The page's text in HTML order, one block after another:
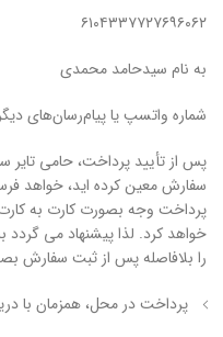
۶۱۰۴۳۳۷۷۲۷۶۹۶۰۶۲
به نام سیدحامد محمدی
شماره واتسپ یا پیام‌رسان‌های دیگر:
پس از تأیید پرداخت، حامی تایر
سفارش معین کرده اید، خواهد
پرداخت وجه بصورت کارت به
خواهد کرد. لذا پیشنهاد می
را بلافاصله پس از ثبت سفارش
پرداخت در محل، همزمان با